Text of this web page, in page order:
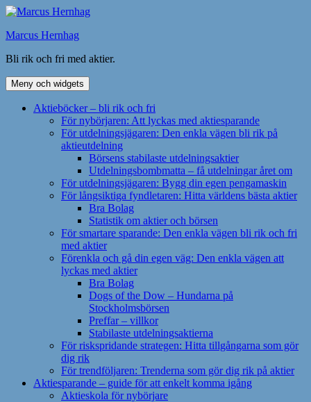
Hoppa
innehåll
Marcus Hernhag
Bli rik och fri med aktier.
Meny och widgets
Aktieböcker – bli rik och fri
För nybörjaren: Att lyckas med aktiesparande
För utdelningsjägaren: Den enkla vägen bli rik på
aktieutdelning
Börsens stabilaste utdelningsaktier
Utdelningsbombmatta – få utdelningar året om
För utdelningsjägaren: Bygg din egen pengamaskin
För långsiktiga fyndletaren: Hitta världens bästa aktier
Bra Bolag
Statistik om aktier och börsen
För smartare sparande: Den enkla vägen bli rik och fri
med aktier
Förenkla och gå din egen väg: Den enkla vägen att
lyckas med aktier
Bra Bolag
Dogs of the Dow – Hundarna på
Stockholmsbörsen
Preffar – villkor
Stabilaste utdelningsaktierna
För riskspridande strategen: Hitta tillgångarna som gör
dig rik
För trendföljaren: Trenderna som gör dig rik på aktier
Aktiesparande – guide för att enkelt komma igång
Aktieskola för nybörjare